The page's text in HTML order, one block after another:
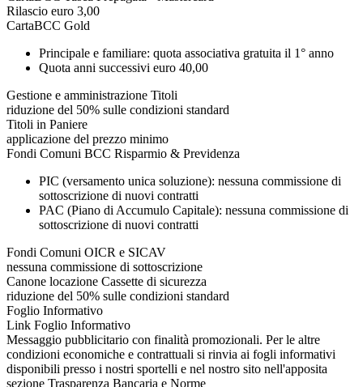
Rilascio euro 3,00
CartaBCC Gold
Principale e familiare: quota associativa gratuita il 1° anno
Quota anni successivi euro 40,00
Gestione e amministrazione Titoli
riduzione del 50% sulle condizioni standard
Titoli in Paniere
applicazione del prezzo minimo
Fondi Comuni BCC Risparmio & Previdenza
PIC (versamento unica soluzione): nessuna commissione di
sottoscrizione di nuovi contratti
PAC (Piano di Accumulo Capitale): nessuna commissione di
sottoscrizione di nuovi contratti
Fondi Comuni OICR e SICAV
nessuna commissione di sottoscrizione
Canone locazione Cassette di sicurezza
riduzione del 50% sulle condizioni standard
Foglio Informativo
Link Foglio Informativo
Messaggio pubblicitario con finalità promozionali. Per le altre
condizioni economiche e contrattuali si rinvia ai fogli informativi
disponibili presso i nostri sportelli e nel nostro sito nell'apposita
sezione Trasparenza Bancaria e Norme